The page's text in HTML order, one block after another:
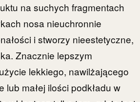
na suchych fragmentach
nosa nieuchronnie
i stworzy nieestetyczne,
Znacznie lepszym
lekkiego, nawilżającego
lub małej ilości podkładu w